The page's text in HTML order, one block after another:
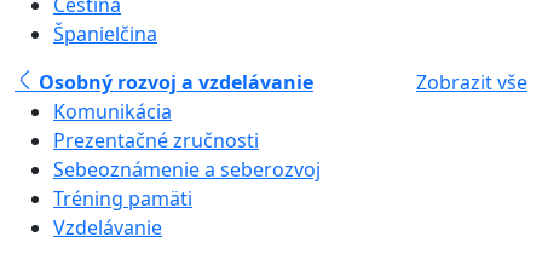
Španielčina
Osobný rozvoj a vzdelávanie
Zobrazit vše
Komunikácia
Prezentačné zručnosti
Sebeoznámenie a seberozvoj
Tréning pamäti
Vzdelávanie